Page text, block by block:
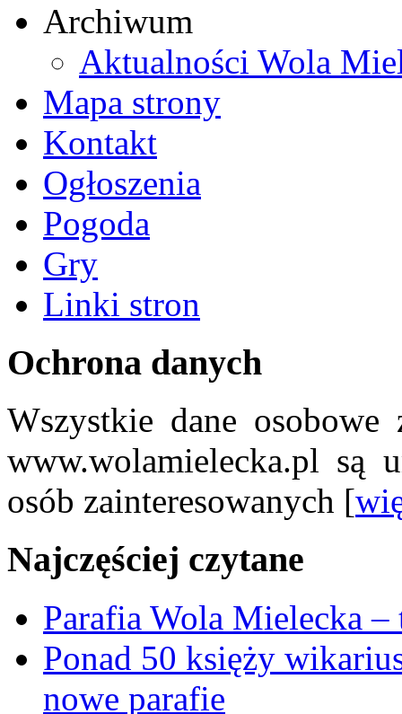
Archiwum
Aktualności Wola
Mapa strony
Kontakt
Ogłoszenia
Pogoda
Gry
Linki stron
Ochrona danych
Wszystkie dane osobowe
www.wolamielecka.pl są
osób zainteresowanych [
Najczęściej czytane
Parafia Wola Mielecka
Ponad 50 księży
nowe parafie